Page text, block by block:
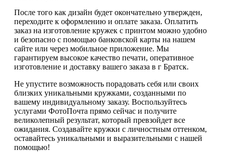
После того как дизайн будет окончательно утвержден,
переходите к оформлению и оплате заказа. Оплатить
заказ на изготовление кружек с принтом можно удобно
и безопасно с помощью банковской карты на нашем
сайте или через мобильное приложение. Мы
гарантируем высокое качество печати, оперативное
изготовление и доставку вашего заказа в г Братск.
Не упустите возможность порадовать себя или своих
близких уникальными кружками, созданными по
вашему индивидуальному заказу. Воспользуйтесь
услугами ФотоПочта прямо сейчас и получите
великолепный результат, который превзойдет все
ожидания. Создавайте кружки с личностным оттенком,
оставайтесь уникальными и выразительными с нашей
помощью!